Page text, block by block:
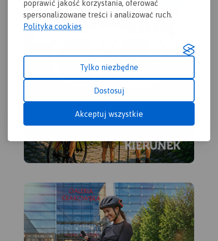
poprawić jakość korzystania, oferować
spersonalizowane treści i analizować ruch.
Polityka cookies
Tylko niezbędne
Dostosuj
Akceptuj wszystkie